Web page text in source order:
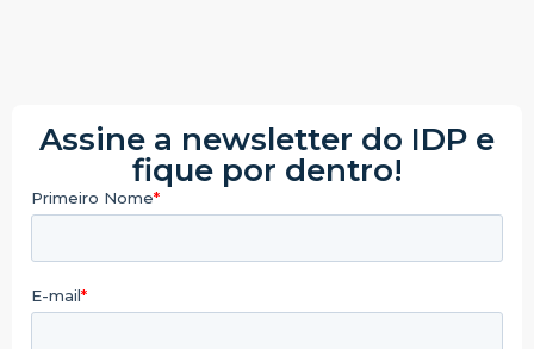
Assine a newsletter do IDP e
fique por dentro!